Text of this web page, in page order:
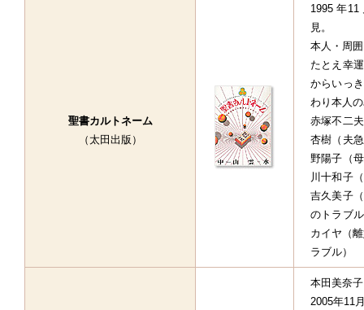
聖書カルトネーム
（太田出版）
1995 年11
見。
本人・周
たとえ幸
からいっ
わり本人
赤塚不二
杏樹（夫
野陽子（
川十和子
吉久美子
のトラブ
カイヤ（
ラブル）
本田美奈子
2005年11